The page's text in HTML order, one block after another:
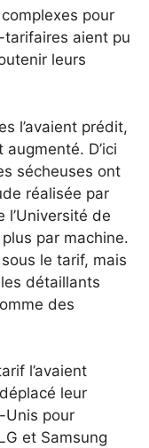
pour
aient pu
leurs
l’avaient prédit,
D’ici
sécheuses ont
réalisée par
de
par machine.
le tarif, mais
détaillants
des
l’avaient
leur
Unis pour
et Samsung